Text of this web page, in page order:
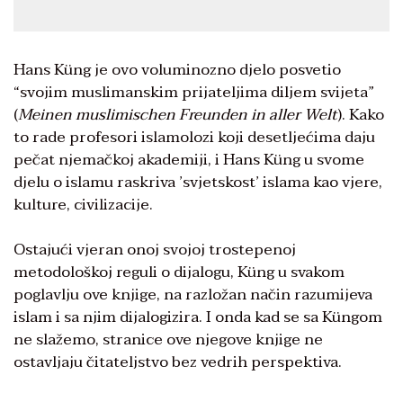
Hans Küng je ovo voluminozno djelo posvetio
“svojim muslimanskim prijateljima diljem svijeta”
(Meinen muslimischen Freunden in aller Welt). Kako
to rade profesori islamolozi koji desetljećima daju
pečat njemačkoj akademiji, i Hans Küng u svome
djelu o islamu raskriva ʼsvjetskostʼ islama kao vjere,
kulture, civilizacije.
Ostajući vjeran onoj svojoj trostepenoj
metodološkoj reguli o dijalogu, Küng u svakom
poglavlju ove knjige, na razložan način razumijeva
islam i sa njim dijalogizira. I onda kad se sa Küngom
ne slažemo, stranice ove njegove knjige ne
ostavljaju čitateljstvo bez vedrih perspektiva.